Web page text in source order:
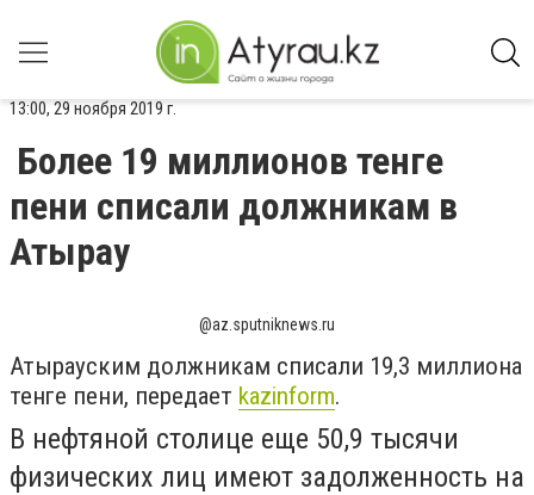
13:00, 29 ноября 2019 г.
Более 19 миллионов тенге
пени списали должникам в
Атырау
@az.sputniknews.ru
Атырауским должникам списали 19,3 миллиона
тенге пени, передает kazinform.
В нефтяной столице еще 50,9 тысячи
физических лиц имеют задолженность на